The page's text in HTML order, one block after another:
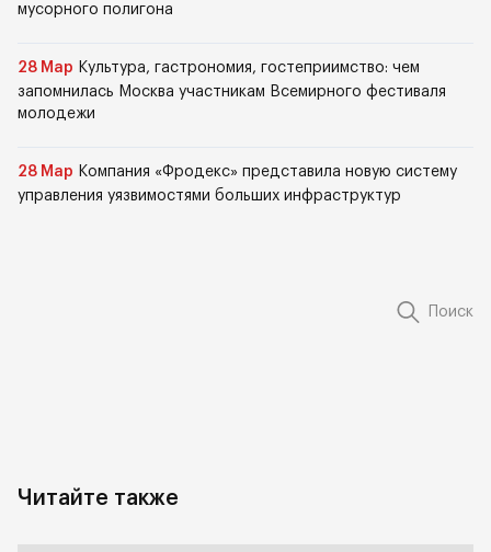
мусорного полигона
28 Мар Культура, гастрономия, гостеприимство: чем
запомнилась Москва участникам Всемирного фестиваля
молодежи
28 Мар Компания «Фродекс» представила новую систему
управления уязвимостями больших инфраструктур
Поиск
Читайте также